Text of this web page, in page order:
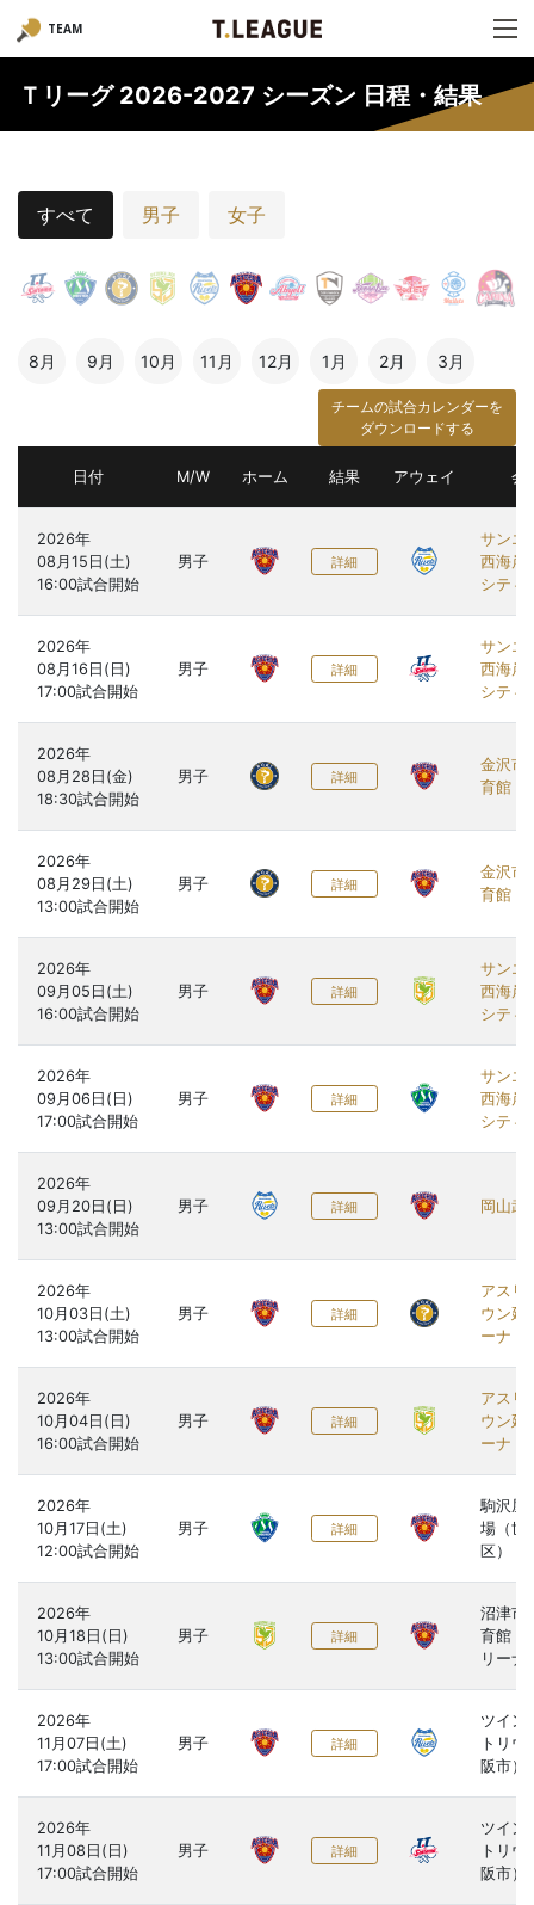
TEAM
Ｔリーグ 2026-2027 シーズン 日程・結果
すべて 男子 女子
8月 9月 10月 11月 12月 1月 2月 3月
チームの試合カレンダーを
ダウンロードする
日付 M/W ホーム 結果 アウェイ 会
2026年
08月15日(土)
男子 詳細
サンエ
西海岸
シティ
2026年
08月16日(日)
男子 詳細
サンエ
西海岸
シティ
2026年
08月28日(金)
男子 詳細
金沢市
育館
2026年
08月29日(土)
男子 詳細
金沢市
育館
2026年
09月05日(土)
男子 詳細
サンエ
西海岸
シティ
2026年
09月06日(日)
男子 詳細
サンエ
西海岸
シティ
2026年
09月20日(日)
男子 詳細 岡山武
2026年
10月03日(土)
男子 詳細
アスリ
ウン延
ーナ
2026年
10月04日(日)
男子 詳細
アスリ
ウン延
ーナ
2026年
10月17日(土)
男子 詳細
駒沢屋
場（世
区）
2026年
10月18日(日)
男子 詳細
沼津市
育館（
リーナ
2026年
11月07日(土)
男子 詳細
ツイン
トリウ
阪市）
2026年
11月08日(日)
男子 詳細
ツイン
トリウ
阪市）